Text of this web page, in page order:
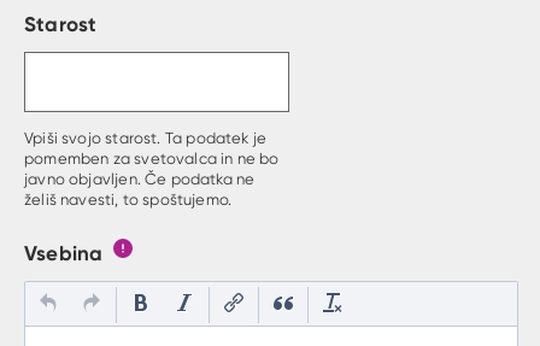
Starost
Vpiši svojo starost. Ta podatek je
pomemben za svetovalca in ne bo
javno objavljen. Če podatka ne
želiš navesti, to spoštujemo.
Vsebina